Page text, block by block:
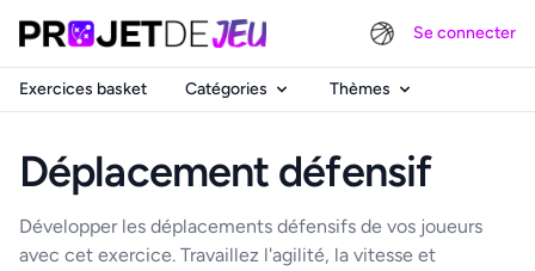
Se connecter
Exercices basket Catégories Thèmes
Déplacement défensif
Développer les déplacements défensifs de vos joueurs
avec cet exercice. Travaillez l'agilité, la vitesse et